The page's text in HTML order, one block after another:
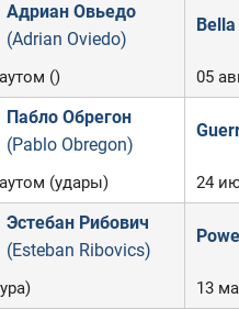
Адриан Овьедо
(Adrian Oviedo)
() 05
Пабло Обрегон
(Pablo Obregon)
(удары) 24
Эстебан Рибович
(Esteban Ribovics)
13